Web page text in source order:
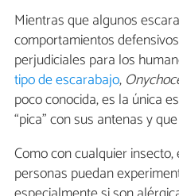
Mientras que algunos
comportamientos
perjudiciales para los
tipo de escarabajo,
poco conocida, es la única
“pica” con sus antenas y
Como con cualquier
personas puedan